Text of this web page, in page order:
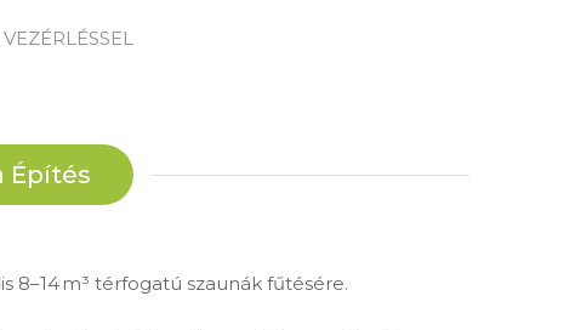
VEZÉRLÉSSEL
Építés
8–14 m³ térfogatú szaunák fűtésére.